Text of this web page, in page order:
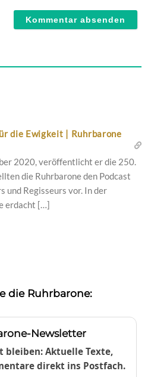
die Ewigkeit | Ruhrbarone
2020, veröffentlicht er die 250.
die Ruhrbarone den Podcast
und Regisseurs vor. In der
erdacht […]
die Ruhrbarone:
Newsletter
Aktuelle Texte,
direkt ins Postfach.